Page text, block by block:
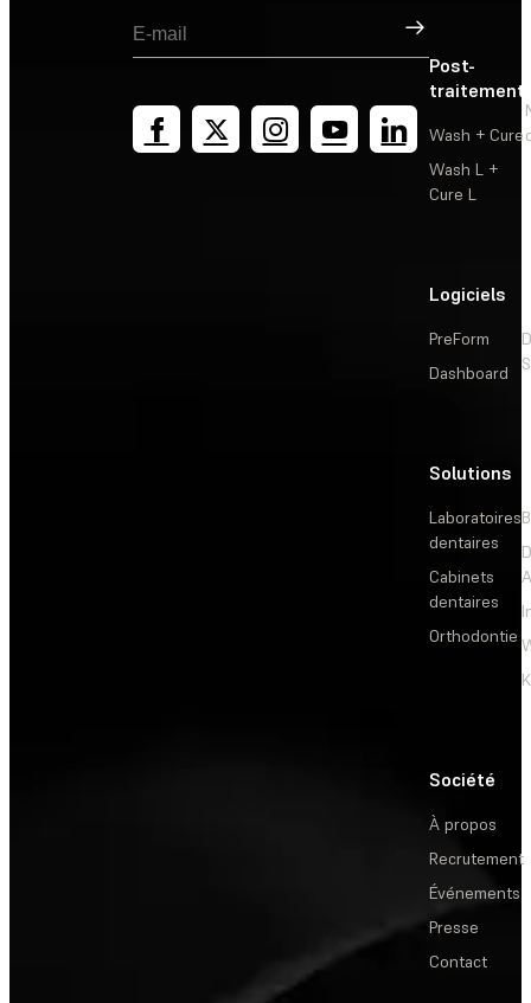
Inscription
Post-
traitement
Wash + Cure
Wash L +
Cure L
Logiciels
PreForm
Dashboard
Solutions
Laboratoires
dentaires
Cabinets
dentaires
Orthodontie
Société
À propos
Recrutement
Événements
Presse
Contact